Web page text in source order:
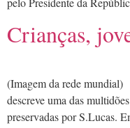
Crianças,
(Imagem da rede
descreve uma das
preservadas por S.Lucas.